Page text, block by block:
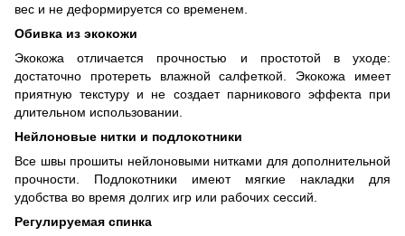
вес и не деформируется со временем.
Обивка из экокожи
Экокожа отличается прочностью и простотой в уходе:
достаточно протереть влажной салфеткой. Экокожа имеет
приятную текстуру и не создает парникового эффекта при
длительном использовании.
Нейлоновые нитки и подлокотники
Все швы прошиты нейлоновыми нитками для дополнительной
прочности. Подлокотники имеют мягкие накладки для
удобства во время долгих игр или рабочих сессий.
Регулируемая спинка